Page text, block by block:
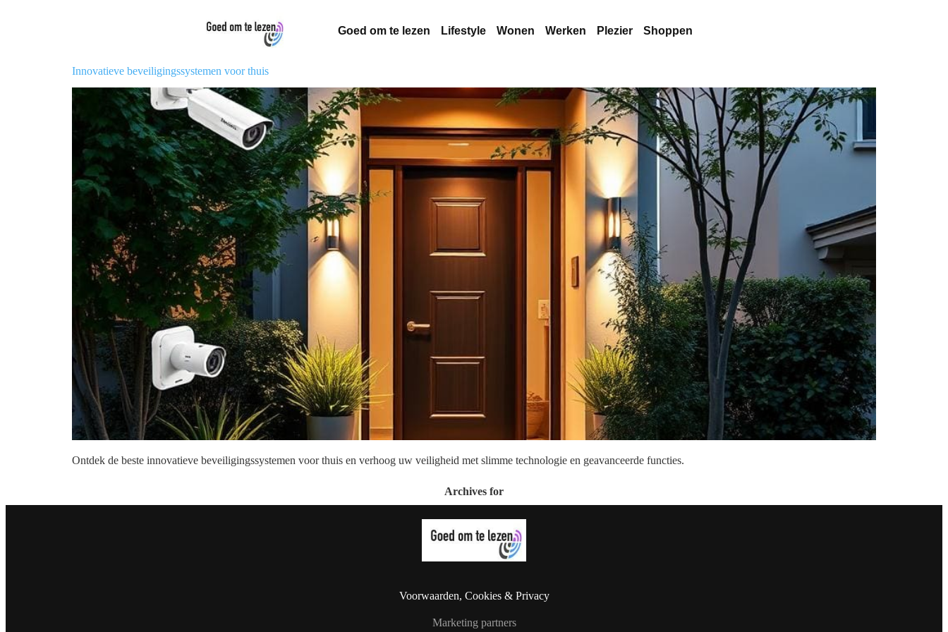
Goed om te lezen Lifestyle Wonen Werken Plezier Shoppen
Innovatieve beveiligingssystemen voor thuis
Ontdek de beste innovatieve beveiligingssystemen voor thuis en verhoog uw veiligheid met slimme technologie en geavanceerde functies.
Archives for
Voorwaarden, Cookies & Privacy
Marketing partners